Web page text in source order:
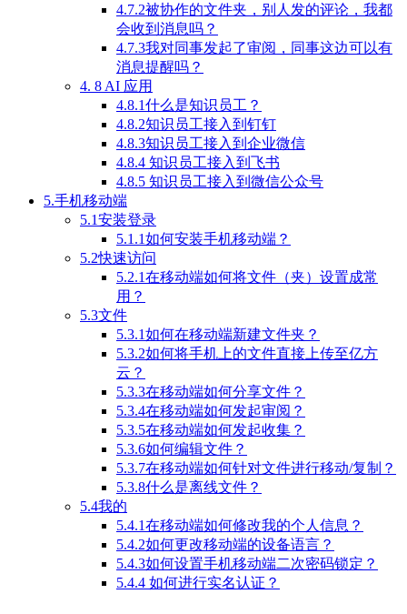
4.7.2被协作的文件夹，别人发的评论，我都
会收到消息吗？
4.7.3我对同事发起了审阅，同事这边可以有
消息提醒吗？
4. 8 AI 应用
4.8.1什么是知识员工？
4.8.2知识员工接入到钉钉
4.8.3知识员工接入到企业微信
4.8.4 知识员工接入到飞书
4.8.5 知识员工接入到微信公众号
5.手机移动端
5.1安装登录
5.1.1如何安装手机移动端？
5.2快速访问
5.2.1在移动端如何将文件（夹）设置成常
用？
5.3文件
5.3.1如何在移动端新建文件夹？
5.3.2如何将手机上的文件直接上传至亿方
云？
5.3.3在移动端如何分享文件？
5.3.4在移动端如何发起审阅？
5.3.5在移动端如何发起收集？
5.3.6如何编辑文件？
5.3.7在移动端如何针对文件进行移动/复制？
5.3.8什么是离线文件？
5.4我的
5.4.1在移动端如何修改我的个人信息？
5.4.2如何更改移动端的设备语言？
5.4.3如何设置手机移动端二次密码锁定？
5.4.4 如何进行实名认证？